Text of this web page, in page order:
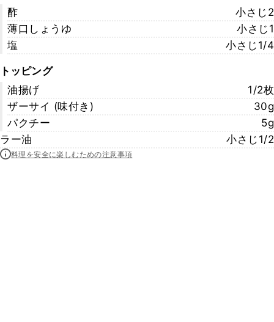
酢
小さじ2
薄口しょうゆ
小さじ1
塩
小さじ1/4
トッピング
油揚げ
1/2枚
ザーサイ (味付き)
30g
パクチー
5g
ラー油
小さじ1/2
料理を安全に楽しむための注意事項